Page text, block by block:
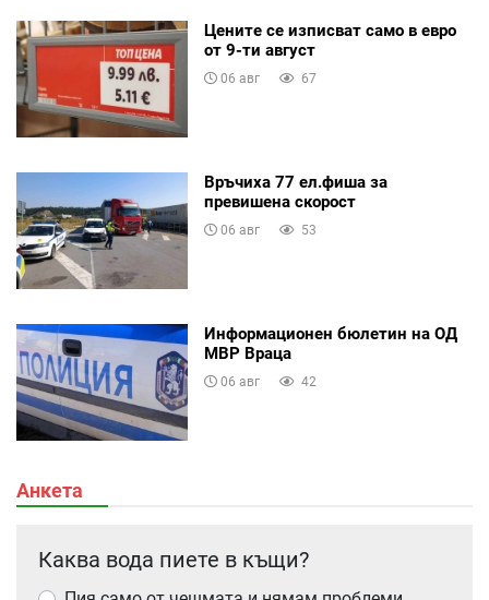
Цените се изписват само в евро
от 9-ти август
06 авг 67
Връчиха 77 ел.фиша за
превишена скорост
06 авг 53
Информационен бюлетин на ОД
МВР Враца
06 авг 42
Анкета
Каква вода пиете в къщи?